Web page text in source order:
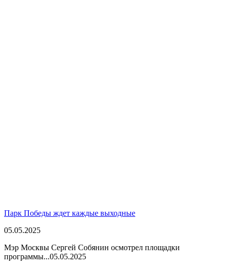
Парк Победы ждет каждые выходные
05.05.2025
Мэр Москвы Сергей Собянин осмотрел площадки
программы...05.05.2025